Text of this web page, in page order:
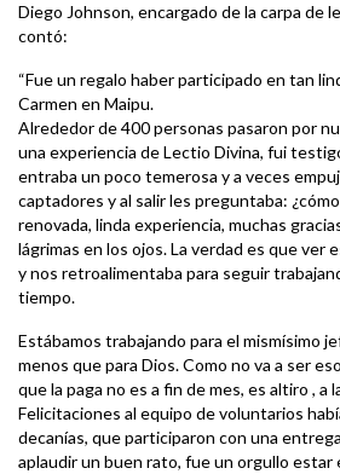
Diego Johnson, encargado de la carpa de
contó:
“Fue un regalo haber participado en tan
Carmen en Maipu.
Alrededor de 400 personas pasaron por
una experiencia de Lectio Divina, fui
entraba un poco temerosa y a veces
captadores y al salir les preguntaba:
renovada, linda experiencia, muchas
lágrimas en los ojos. La verdad es que ver
y nos retroalimentaba para seguir
tiempo.
Estábamos trabajando para el mismísimo
menos que para Dios. Como no va a ser
que la paga no es a fin de mes, es altiro , a
Felicitaciones al equipo de voluntarios
decanías, que participaron con una
aplaudir un buen rato, fue un orgullo estar